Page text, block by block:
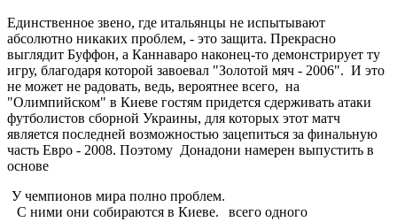
Единственное звено, где итальянцы не испытывают
абсолютно никаких проблем, - это защита. Прекрасно
выглядит Буффон, а Каннаваро наконец-то демонстрирует ту
игру, благодаря которой завоевал "Золотой мяч - 2006". И это
не может не радовать, ведь, вероятнее всего, на
"Олимпийском" в Киеве гостям придется сдерживать атаки
футболистов сборной Украины, для которых этот матч
является последней возможностью зацепиться за финальную
часть Евро - 2008. Поэтому Донадони намерен выпустить в
основе
У чемпионов мира полно проблем.
С ними они собираются в Киеве.
всего одного